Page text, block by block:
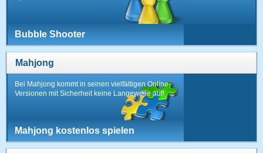
Bubble Shooter
Mahjong
Bei Mahjong kommt in seinen vielfältigen Online-
Versionen mit Sicherheit keine Langeweile auf!
Mahjong kostenlos spielen